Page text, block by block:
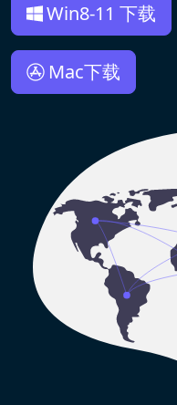
Win8-11 下载
Mac下载